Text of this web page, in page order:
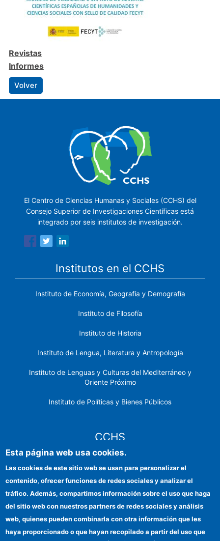
Revistas
Informes
Volver
El Centro de Ciencias Humanas y Sociales (CCHS) del
Consejo Superior de Investigaciones Científicas está
integrado por seis institutos de investigación.
Institutos en el CCHS
Instituto de Economía, Geografía y Demografía
Instituto de Filosofía
Instituto de Historia
Instituto de Lengua, Literatura y Antropología
Instituto de Lenguas y Culturas del Mediterráneo y
Oriente Próximo
Instituto de Políticas y Bienes Públicos
CCHS
Identidad institucional
Ayudas FEDER
Esta página web usa cookies.
Las cookies de este sitio web se usan para personalizar el
contenido, ofrecer funciones de redes sociales y analizar el
tráfico. Además, compartimos información sobre el uso que haga
del sitio web con nuestros partners de redes sociales y análisis
web, quienes pueden combinarla con otra información que les
haya proporcionado o que hayan recopilado a partir del uso que